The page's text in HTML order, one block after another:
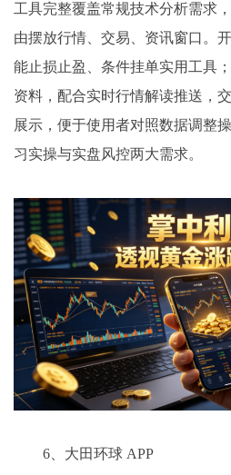
工具完整覆盖常规技术分析需求
由摆放行情、交易、资讯窗口。
能止损止盈、条件挂单实用工具
资料，配合实时行情解读推送，
展示，便于使用者对照数据调整
习实操与实盘风控两大需求。
6、大田环球 APP